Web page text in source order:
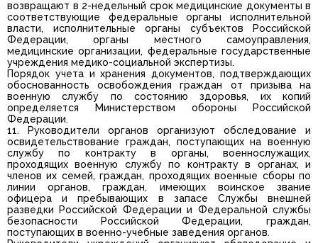
возвращают в 2-недельный срок медицинские документы в
соответствующие федеральные органы исполнительной
власти, исполнительные органы субъектов Российской
Федерации, органы местного самоуправления,
медицинские организации, федеральные государственные
учреждения медико-социальной экспертизы.
Порядок учета и хранения документов, подтверждающих
обоснованность освобождения граждан от призыва на
военную службу по состоянию здоровья, их копий
определяется Министерством обороны Российской
Федерации.
11. Руководители органов организуют обследование и
освидетельствование граждан, поступающих на военную
службу по контракту в органы, военнослужащих,
проходящих военную службу по контракту в органах, и
членов их семей, граждан, проходящих военные сборы по
линии органов, граждан, имеющих воинское звание
офицера и пребывающих в запасе Службы внешней
разведки Российской Федерации и Федеральной службы
безопасности Российской Федерации, граждан,
поступающих в военно-учебные заведения органов.